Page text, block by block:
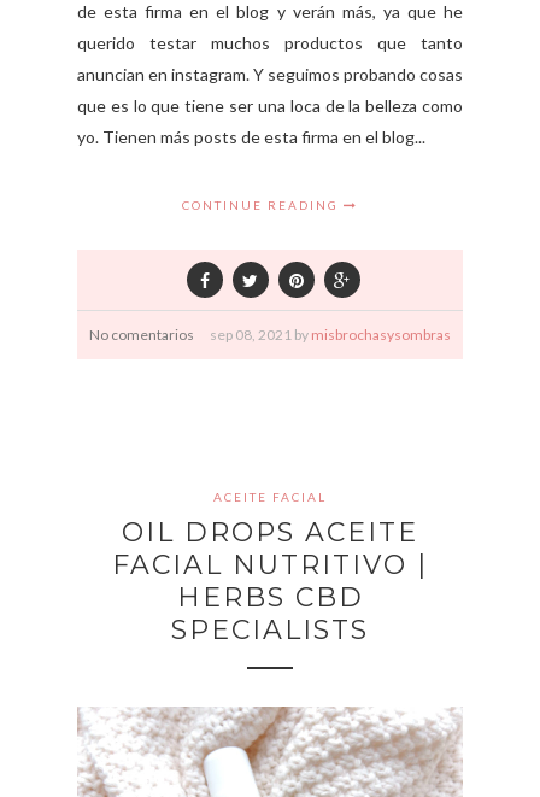
de esta firma en el blog y verán más, ya que he
querido testar muchos productos que tanto
anuncian en instagram. Y seguimos probando cosas
que es lo que tiene ser una loca de la belleza como
yo. Tienen más posts de esta firma en el blog...
CONTINUE READING
No comentarios sep 08, 2021 by misbrochasysombras
ACEITE FACIAL
OIL DROPS ACEITE
FACIAL NUTRITIVO |
HERBS CBD
SPECIALISTS